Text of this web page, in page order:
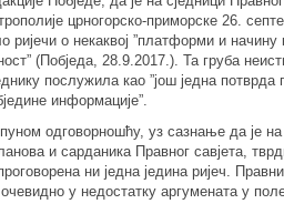
црногорско-приморске 26.
ријечи о некаквој ”платформи и начину
(Побједа, 28.9.2017.). Та груба
послужила као ”још једна потврда
информације”.
одговорношћу, уз сазнање да је на
и сарданика Правног савјета,
ни једна једина ријеч.
у недостатку аргумената у